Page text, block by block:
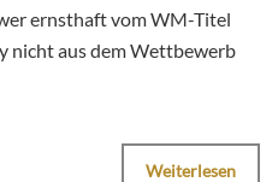
ernsthaft vom WM-Titel
nicht aus dem Wettbewerb
Weiterlesen